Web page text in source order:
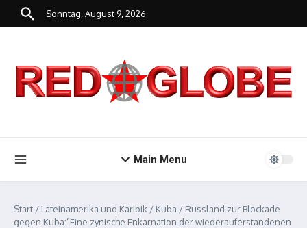
Zum Inhalt springen
Sonntag, August 9, 2026
Main Menu
Start / Lateinamerika und Karibik / Kuba / Russland zur Blockade
gegen Kuba:”Eine zynische Enkarnation der wiederauferstandenen